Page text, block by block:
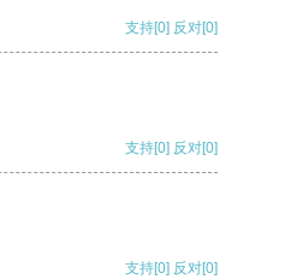
支持[0] 反对[0]
支持[0] 反对[0]
支持[0] 反对[0]